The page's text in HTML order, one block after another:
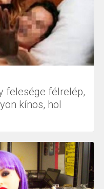
felesége félrelép,
kínos, hol